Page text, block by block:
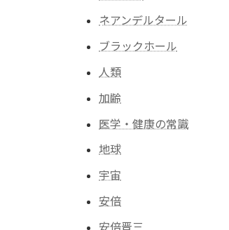
ネアンデルタール
ブラックホール
人類
加齢
医学・健康の常識
地球
宇宙
安倍
安倍晋三